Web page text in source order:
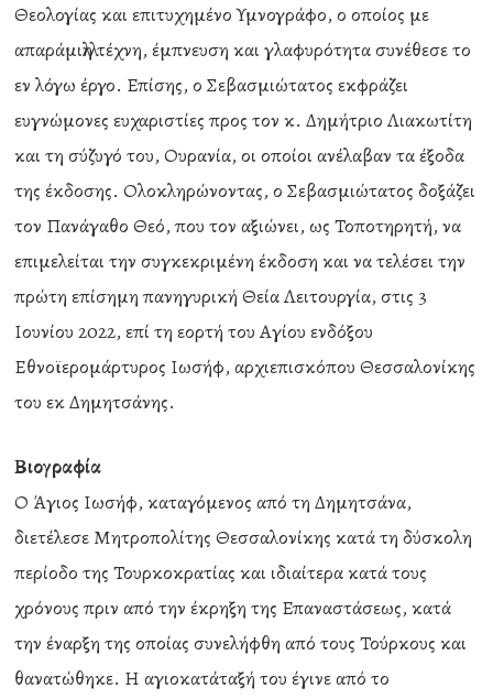
Θεολογίας και επιτυχημένο Υμνογράφο, ο οποίος με
απαράμιλλη τέχνη, έμπνευση και γλαφυρότητα συνέθεσε το
εν λόγω έργο. Επίσης, ο Σεβασμιώτατος εκφράζει
ευγνώμονες ευχαριστίες προς τον κ. Δημήτριο Λιακωτίτη
και τη σύζυγό του, Ουρανία, οι οποίοι ανέλαβαν τα έξοδα
της έκδοσης. Ολοκληρώνοντας, ο Σεβασμιώτατος δοξάζει
τον Πανάγαθο Θεό, που τον αξιώνει, ως Τοποτηρητή, να
επιμελείται την συγκεκριμένη έκδοση και να τελέσει την
πρώτη επίσημη πανηγυρική Θεία Λειτουργία, στις 3
Ιουνίου 2022, επί τη εορτή του Αγίου ενδόξου
Εθνοϊερομάρτυρος Ιωσήφ, αρχιεπισκόπου Θεσσαλονίκης
του εκ Δημητσάνης.
Βιογραφία
Ο Άγιος Ιωσήφ, καταγόμενος από τη Δημητσάνα,
διετέλεσε Μητροπολίτης Θεσσαλονίκης κατά τη δύσκολη
περίοδο της Τουρκοκρατίας και ιδιαίτερα κατά τους
χρόνους πριν από την έκρηξη της Επαναστάσεως, κατά
την έναρξη της οποίας συνελήφθη από τους Τούρκους και
θανατώθηκε. Η αγιοκατάταξή του έγινε από το